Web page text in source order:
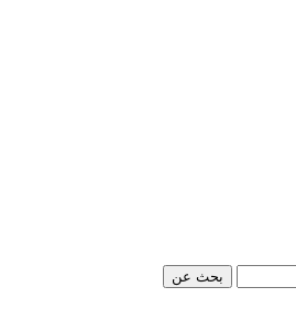
بحث عن